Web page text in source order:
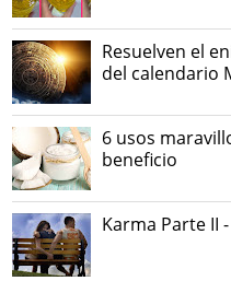
Resuelven el
del calendario
6 usos
beneficio
Karma Parte II